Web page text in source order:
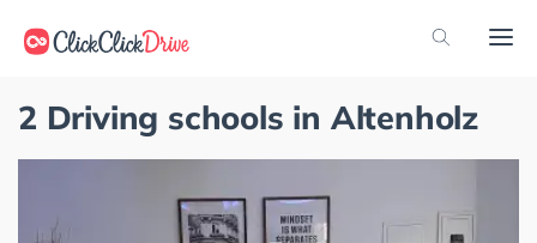
2 Driving schools in Altenholz